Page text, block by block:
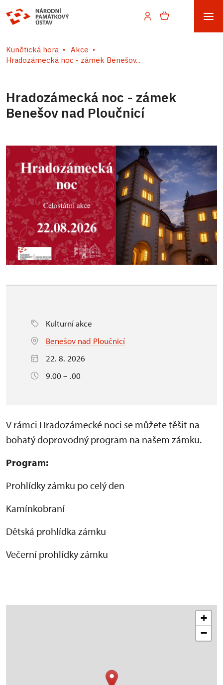
Kunětická hora
Akce
Hradozámecká noc - zámek Benešov...
Hradozámecká noc - zámek
Benešov nad Ploučnicí
Kulturní akce
Benešov nad Ploučnicí
22. 8. 2026
9.00 – .00
V rámci Hradozámecké noci se můžete těšit na
bohatý doprovodný program na našem zámku.
Program:
Prohlídky zámku po celý den
Kamínkobraní
Dětská prohlídka zámku
Večerní prohlídky zámku
+
−